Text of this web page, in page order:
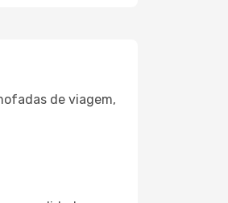
de viagem,